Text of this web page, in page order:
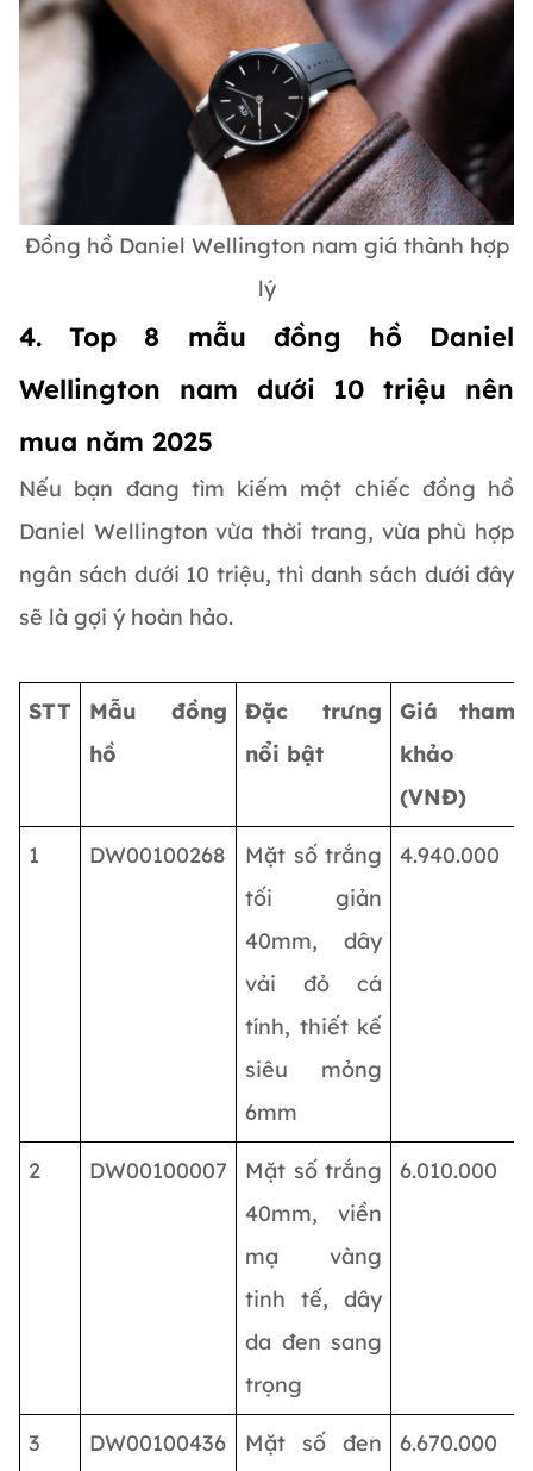
Đồng hồ Daniel Wellington nam giá thành hợp
lý
4. Top 8 mẫu đồng hồ Daniel
Wellington nam dưới 10 triệu nên
mua năm 2025
Nếu bạn đang tìm kiếm một chiếc đồng hồ
Daniel Wellington vừa thời trang, vừa phù hợp
ngân sách dưới 10 triệu, thì danh sách dưới đây
sẽ là gợi ý hoàn hảo.
STT
Mẫu đồng
hồ
Đặc trưng
nổi bật
Giá tham
khảo
(VNĐ)
1 DW00100268
Mặt số trắng
tối giản
40mm, dây
vải đỏ cá
tính, thiết kế
siêu mỏng
6mm
4.940.000
2 DW00100007
Mặt số trắng
40mm, viền
mạ vàng
tinh tế, dây
da đen sang
trọng
6.010.000
3
DW00100436
Mặt số đen
6.670.000